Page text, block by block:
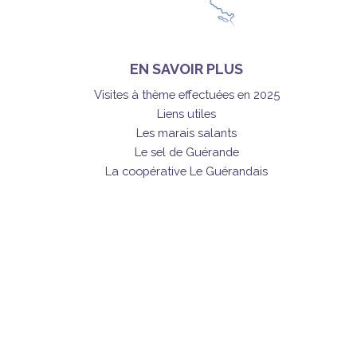
EN SAVOIR PLUS
Visites à thème effectuées en 2025
Liens utiles
Les marais salants
Le sel de Guérande
La coopérative Le Guérandais